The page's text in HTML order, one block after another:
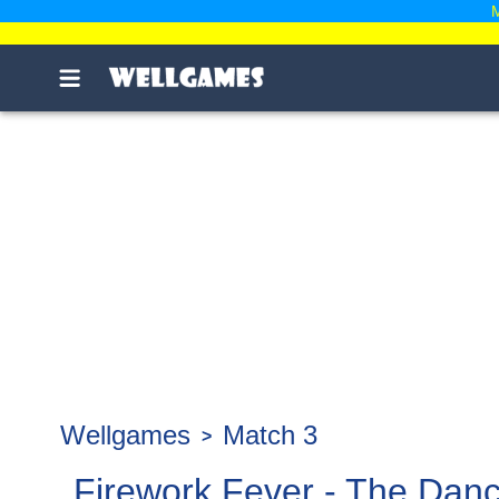
Wellgames Match 3